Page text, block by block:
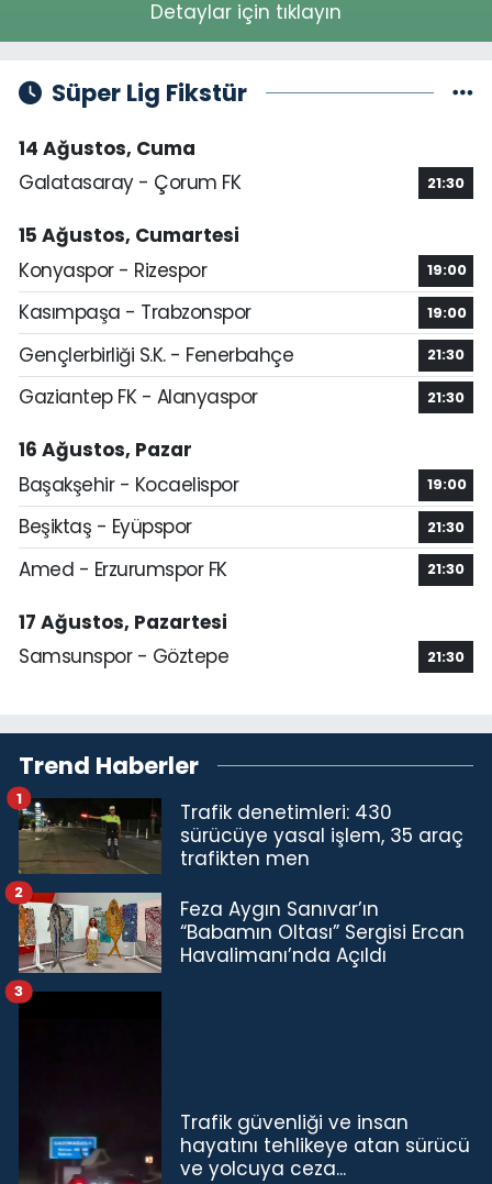
Detaylar için tıklayın
Süper Lig Fikstür
14 Ağustos, Cuma
Galatasaray - Çorum FK
21:30
15 Ağustos, Cumartesi
Konyaspor - Rizespor
19:00
Kasımpaşa - Trabzonspor 19:00
Gençlerbirliği S.K. - Fenerbahçe 21:30
Gaziantep FK - Alanyaspor 21:30
16 Ağustos, Pazar
Başakşehir - Kocaelispor
19:00
Beşiktaş - Eyüpspor 21:30
Amed - Erzurumspor FK 21:30
17 Ağustos, Pazartesi
Samsunspor - Göztepe
21:30
Trend Haberler
Trafik denetimleri: 430
sürücüye yasal işlem, 35 araç
trafikten men
1
Feza Aygın Sanıvar’ın
“Babamın Oltası” Sergisi Ercan
Havalimanı’nda Açıldı
2
Trafik güvenliği ve insan
hayatını tehlikeye atan sürücü
ve yolcuya ceza...
3